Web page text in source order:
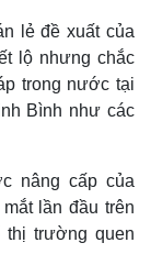
lẻ đề xuất của
lộ nhưng chắc
trong nước tại
Bình như các
nâng cấp của
lần đầu trên
thị trường quen